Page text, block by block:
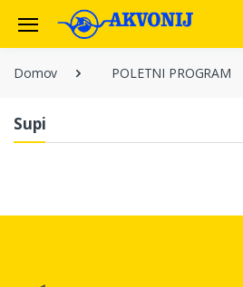
Domov POLETNI PROGRAM
Supi